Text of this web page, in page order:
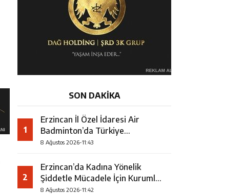
SON DAKİKA
1
Erzincan İl Özel İdaresi Air
Badminton’da Türkiye
Şampiyonu Oldu
8 Ağustos 2026-11:43
2
Erzincan’da Kadına Yönelik
Şiddetle Mücadele İçin Kurumlar
Bir Araya Geldi
8 Ağustos 2026-11:42